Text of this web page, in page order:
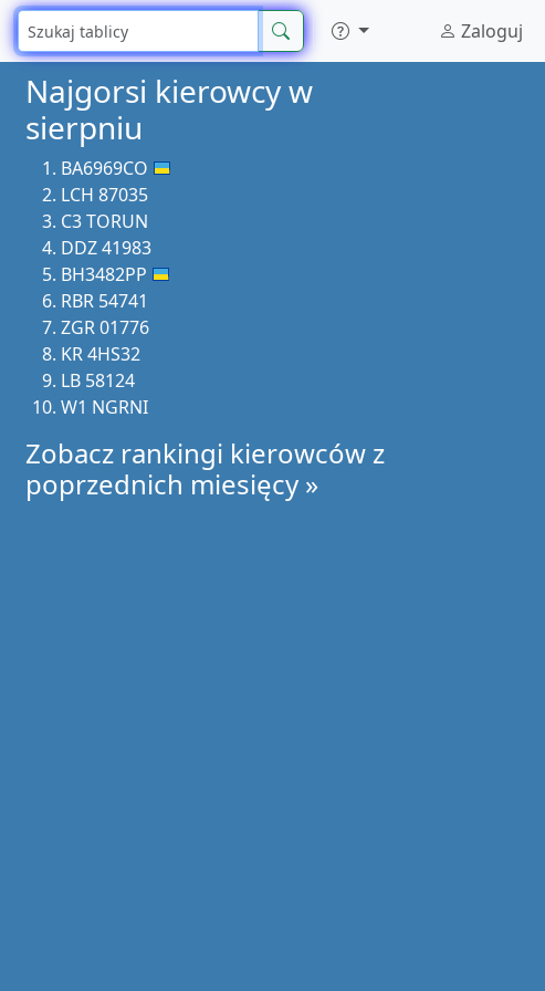
Zaloguj
Najgorsi kierowcy w
sierpniu
BA6969CO
LCH 87035
C3 TORUN
DDZ 41983
BH3482PP
RBR 54741
ZGR 01776
KR 4HS32
LB 58124
W1 NGRNI
Zobacz rankingi kierowców z
poprzednich miesięcy »